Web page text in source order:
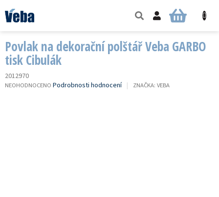
na
obsah
NÁKUPNÍ
Povlak na dekorační polštář Veba GARBO
tisk Cibulák
2012970
PRŮMĚRNÉ
NEOHODNOCENO Podrobnosti hodnocení ZNAČKA: VEBA